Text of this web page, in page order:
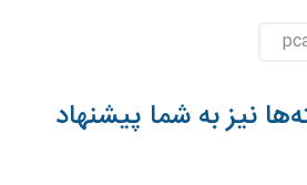
نیز به شما پیشنهاد